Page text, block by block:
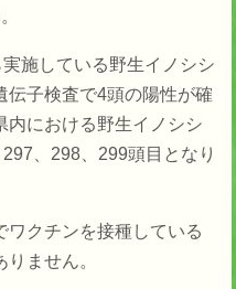
施している野生イノシシ
伝子検査で4頭の陽性が確
内における野生イノシシ
、298、299頭目となり
クチンを接種している
ません。